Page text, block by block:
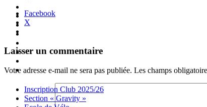
Club
2025/26
Section
« Gravity »
Ecole
2026
2026
Nous
tenues
Partenaires
Menu
Widgets
Recherche
Aller
Inscription Club 2025/26
Section « Gravity »
Facebook
X
Navigation
des
articles
←
→
Laisser un commentaire
Votre adresse e-mail ne sera pas publiée. Les champs